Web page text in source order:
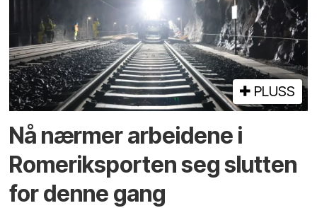
PLUSS
Nå nærmer arbeidene i
Romeriksporten seg slutten
for denne gang